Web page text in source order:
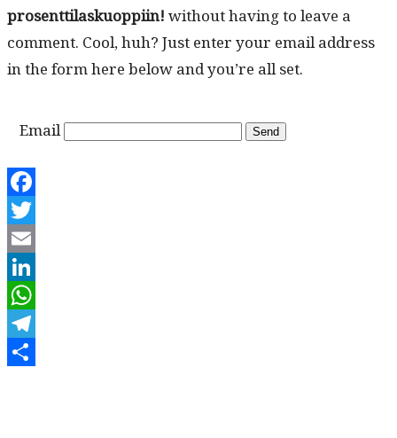
pros­ent­ti­laskuop­pi­in! with­out hav­ing to leave a
com­ment. Cool, huh? Just enter your email address
in the form here below and you’re all set.
Email
Facebook
Twitter
Email
LinkedIn
WhatsApp
Telegram